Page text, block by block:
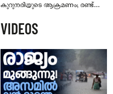
കുറുനരിയുടെ ആക്രമണം; രണ്ട്
നിർദേശം നൽകി പഞ്ചായത്ത്
VIDEOS